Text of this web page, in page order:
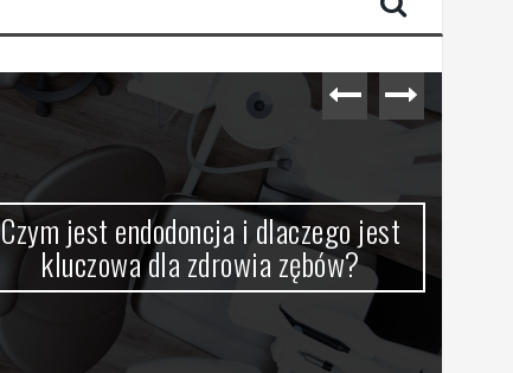
Czym jest endodoncja i dlaczego jest
kluczowa dla zdrowia zębów?